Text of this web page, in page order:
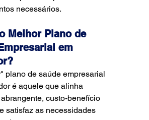
necessários.
Melhor Plano de
em
plano de saúde empresarial
é aquele que alinha
custo-benefício
satisfaz as necessidades